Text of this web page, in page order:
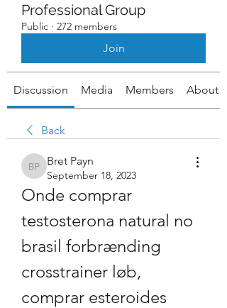
Professional Group
Public · 272 members
Join
Discussion Media Members About
Back
Bret Payn
Bret Payn
September 18, 2023
Onde comprar
testosterona natural no
brasil forbrænding
crosstrainer løb,
comprar esteroides